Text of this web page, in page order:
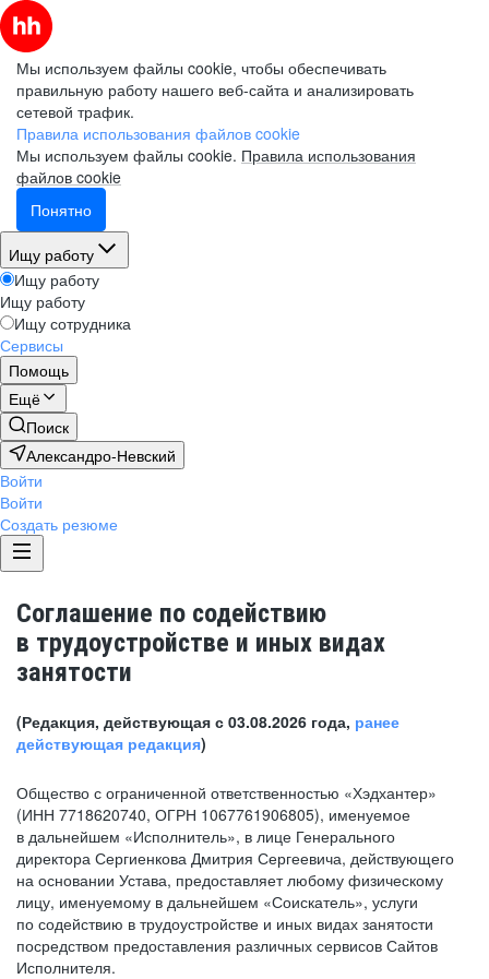
Мы используем файлы cookie, чтобы обеспечивать
правильную работу нашего веб-сайта и анализировать
сетевой трафик.
Правила использования файлов cookie
Мы используем файлы cookie. Правила использования
файлов cookie
Понятно
Ищу работу
Ищу работу
Ищу работу
Ищу сотрудника
Сервисы
Помощь
Ещё
Поиск
Александро-Невский
Войти
Войти
Создать резюме
Соглашение по содействию
в трудоустройстве и иных видах
занятости
(Редакция, действующая с 03.08.2026 года, ранее
действующая редакция)
Общество с ограниченной ответственностью «Хэдхантер»
(ИНН 7718620740, ОГРН 1067761906805), именуемое
в дальнейшем «Исполнитель», в лице Генерального
директора Сергиенкова Дмитрия Сергеевича, действующего
на основании Устава, предоставляет любому физическому
лицу, именуемому в дальнейшем «Соискатель», услуги
по содействию в трудоустройстве и иных видах занятости
посредством предоставления различных сервисов Сайтов
Исполнителя.